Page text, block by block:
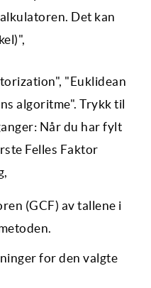
Det kan
"Euklidean
algoritme". Trykk til
Når du har fylt
Felles Faktor
(GCF) av tallene i
for den valgte